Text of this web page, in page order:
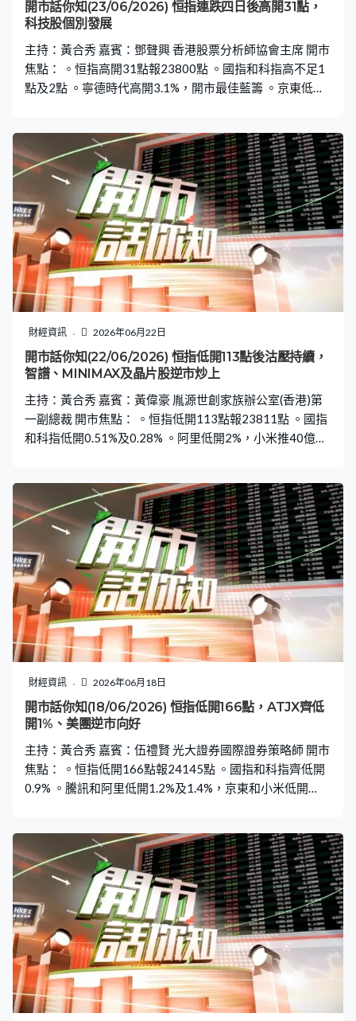
開市話你知(23/06/2026) 恒指連跌四日後高開31點，
科技股個別發展
主持：黃合秀 嘉賓：鄧聲興 香港股票分析師協會主席 開市
焦點： 。恒指高開31點報23800點 。國指和科指高不足1
點及2點 。寧德時代高開3.1%，開市最佳藍籌 。京東低開
百度高開0.5%及0.9%，騰訊和小米低開0.7%及0.9% 。滙
控高開1.4%，渣打高開近0.5%
財經資訊 2026年06月22日
開市話你知(22/06/2026) 恒指低開113點後沽壓持續，
智譜、MINIMAX及晶片股逆市炒上
主持：黃合秀 嘉賓：黃偉豪 胤源世創家族辦公室(香港)第
一副總裁 開市焦點： 。恒指低開113點報23811點 。國指
和科指低開0.51%及0.28% 。阿里低開2%，小米推40億回
低開1.3% 。新股海清智元高開302%，報29元
財經資訊 2026年06月18日
開市話你知(18/06/2026) 恒指低開166點，ATJX齊低
開1%、美團逆市向好
主持：黃合秀 嘉賓：伍禮賢 光大證券國際證券策略師 開市
焦點： 。恒指低開166點報24145點 。國指和科指齊低開
0.9% 。騰訊和阿里低開1.2%及1.4%，京東和小米低開